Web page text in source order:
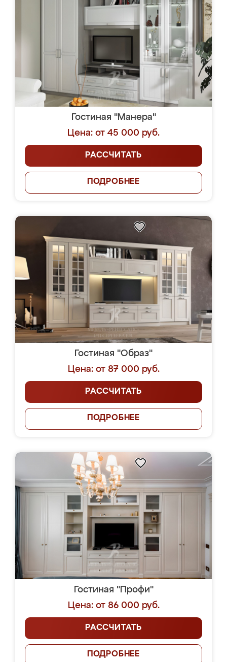
Гостиная "Манера"
Цена: от 45 000 руб.
РАССЧИТАТЬ
ПОДРОБНЕЕ
Гостиная "Образ"
Цена: от 87 000 руб.
РАССЧИТАТЬ
ПОДРОБНЕЕ
Гостиная "Профи"
Цена: от 86 000 руб.
РАССЧИТАТЬ
ПОДРОБНЕЕ